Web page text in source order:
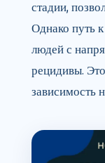
стадии,
Однако путь
людей с
рецидивы.
зависимость